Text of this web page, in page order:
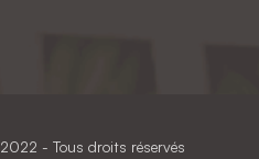
2022 - Tous droits réservés